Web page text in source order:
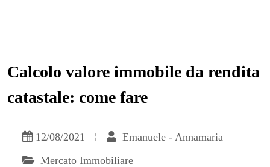
Calcolo valore immobile da rendita
catastale: come fare
12/08/2021
Emanuele - Annamaria
Mercato Immobiliare